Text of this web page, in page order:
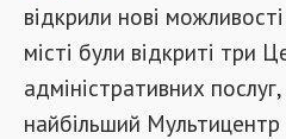
відкрили нові
місті були відкриті три
адміністративних
найбільший Мультицентр